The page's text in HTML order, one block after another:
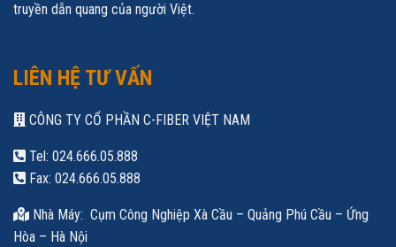
truyền dẫn quang của người Việt.
LIÊN HỆ TƯ VẤN
CÔNG TY CỔ PHẦN C-FIBER VIỆT NAM
Tel: 024.666.05.888
Fax: 024.666.05.888
Nhà Máy: Cụm Công Nghiệp Xà Cầu – Quảng Phú Cầu – Ứng
Hòa – Hà Nội